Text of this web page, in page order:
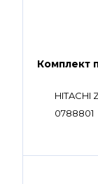
Комплект
HITACHI
0788801